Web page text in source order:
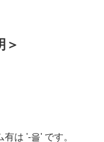
＞
は '-을' です。